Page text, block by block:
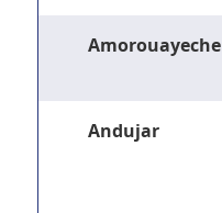
Amorouayeche
Andujar